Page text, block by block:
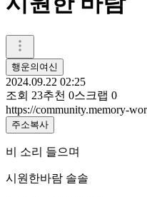
행운의여신
2024.09.22 02:25
조회 23추천 0스크랩 0
https://community.memory-
주소복사
비 소리 들으며
시원한바람 솔솔